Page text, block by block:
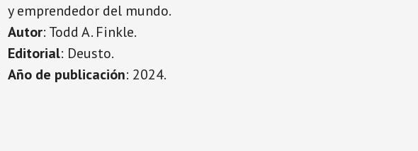
y emprendedor del mundo.
Autor: Todd A. Finkle.
Editorial: Deusto.
Año de publicación: 2024.